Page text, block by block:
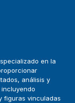
en la
análisis y
figuras vinculadas